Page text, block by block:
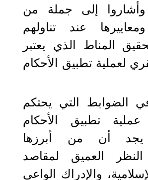
وأشاروا إلى جملة من
عند تناولهم
المناط الذي يعتبر
لعملية تطبيق الأحكام
الضوابط التي يحتكم
تطبيق الأحكام
يجد أن من أبرزها
النظر العميق لمقاصد
والإدراك الواعي